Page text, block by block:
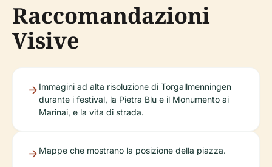
Raccomandazioni
Visive
Immagini ad alta risoluzione di Torgallmenningen
durante i festival, la Pietra Blu e il Monumento ai
Marinai, e la vita di strada.
Mappe che mostrano la posizione della piazza.